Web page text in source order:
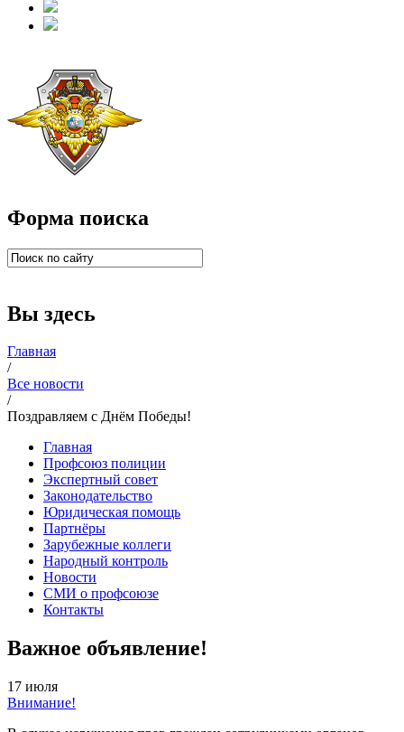
Форма поиска
Вы здесь
Главная
/
Все новости
/
Поздравляем с Днём Победы!
Главная
Профсоюз полиции
Экспертный совет
Законодательство
Юридическая помощь
Партнёры
Зарубежные коллеги
Народный контроль
Новости
СМИ о профсоюзе
Контакты
Важное объявление!
17 июля
Внимание!